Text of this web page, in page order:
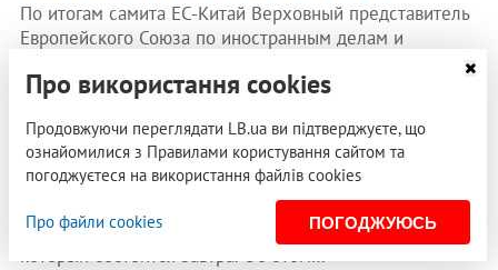
По итогам самита ЕС-Китай Верховный представитель
Европейского Союза по иностранным делам и
31 марта 2022, 20:33
Лидеры ЕС завтра будут говорить с Китаем
о недопустимости поддержки России
Лидеры ЕС хотят предупредить Китай о
недопустимости помощи России в ходе видеосаммита,
который состоится завтра. Об этом…
Про використання cookies
Продовжуючи переглядати LB.ua ви підтверджуєте, що
ознайомилися з Правилами користування сайтом та
погоджуєтеся на використання файлів cookies
Про файли cookies ПОГОДЖУЮСЬ